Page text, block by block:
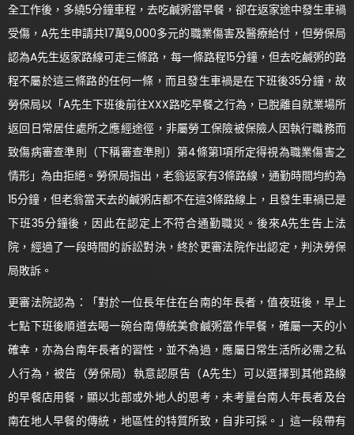
全工作後，多繞5分鐘車程，去吃鹹粥當早餐，卻在返家途中發生車禍
受傷，A先生申請共17萬9,000多元的職業傷害及醫療給付，但勞保局
認為A先生返家路線可走三條路，每一條路程15分鐘，但去吃鹹粥的路
程不屬於這三條路的任何一條，而且發生車禍是在下班後35分鐘，故
勞保局以「A先生下班後前往XXX路吃早餐之行為，已脫離自就業場所
返回日常居住處所之應經途徑，非屬勞工保險被保險人因執行職務而
致傷病審查準則（下稱審查準則）第4條第1項所定得視為職業傷害之
情形」為由拒絕。勞保局指出，老翁返家有3條路線，通勤時間均約為
15分鐘，但老翁當天去的鹹粥店都不在這3條路線上，且發生車禍已是
下班35分鐘後，因此在認定上不符合通勤職災。後來A先生告上法
院，經過了一段時間的訴訟對決，終於更審法院作出認定，判決勞保
局敗訴。
更審法院認為：「對於一位長年住在台南的年長者，值夜班後，早上
七點下班後順道去喝一碗台南傳統美食鹹粥當作早餐，確屬一天的小
確幸，亦為台南年長者的習性，並不為過，應屬日常生活所必需之私
人行為，被告（勞保局）執意認原告（A先生）可以選擇到其他路線
的早餐店用餐，顯以北部或外地人的思考，未考量台南人年長者及台
南在地人早餐的傳統，地區性的特質所致，自非可採。」這一段帶有